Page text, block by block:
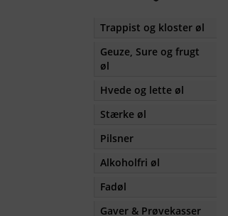
Trappist og kloster øl
Geuze, Sure og frugt
øl
Hvede og lette øl
Stærke øl
Pilsner
Alkoholfri øl
Fadøl
Gaver & Prøvekasser